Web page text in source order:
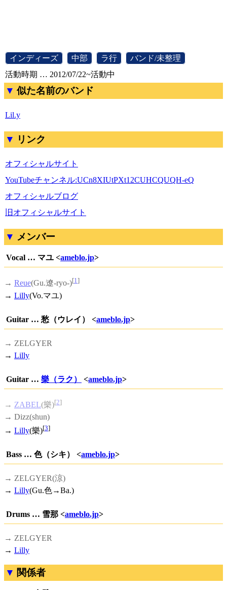
インディーズ 中部 ラ行 バンド/未整理
活動時期 … 2012/07/22~活動中
似た名前のバンド
Lil.y
リンク
オフィシャルサイト
YouTubeチャンネル:UCn8XIUtPXt12CUHCQUQH-eQ
オフィシャルブログ
旧オフィシャルサイト
メンバー
Vocal … マユ <ameblo.jp>
→ Reue(Gu.遼-ryo-)[1]
→ Lilly(Vo.マユ)
Guitar … 愁（ウレイ） <ameblo.jp>
→ ZELGYER
→ Lilly
Guitar … 樂（ラク） <ameblo.jp>
→ ZABEL(樂)[2]
→ Dizz(shun)
→ Lilly(樂)[3]
Bass … 色（シキ） <ameblo.jp>
→ ZELGYER(涼)
→ Lilly(Gu.色→Ba.)
Drums … 雪那 <ameblo.jp>
→ ZELGYER
→ Lilly
関係者